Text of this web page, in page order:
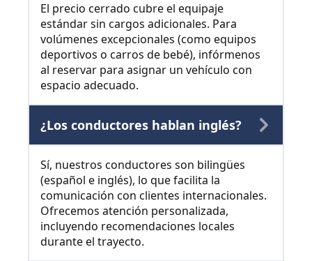
El precio cerrado cubre el equipaje
estándar sin cargos adicionales. Para
volúmenes excepcionales (como equipos
deportivos o carros de bebé), infórmenos
al reservar para asignar un vehículo con
espacio adecuado.
¿Los conductores hablan inglés?
Sí, nuestros conductores son bilingües
(español e inglés), lo que facilita la
comunicación con clientes internacionales.
Ofrecemos atención personalizada,
incluyendo recomendaciones locales
durante el trayecto.